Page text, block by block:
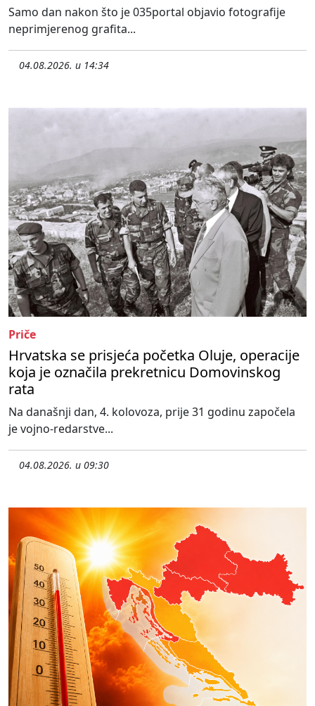
Samo dan nakon što je 035portal objavio fotografije
neprimjerenog grafita...
04.08.2026. u 14:34
Priče
Hrvatska se prisjeća početka Oluje, operacije
koja je označila prekretnicu Domovinskog
rata
Na današnji dan, 4. kolovoza, prije 31 godinu započela
je vojno-redarstve...
04.08.2026. u 09:30